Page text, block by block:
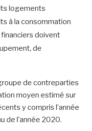
logements
à la consommation
doivent
de
de contreparties
moyen estimé sur
y compris l’année
de l’année 2020.